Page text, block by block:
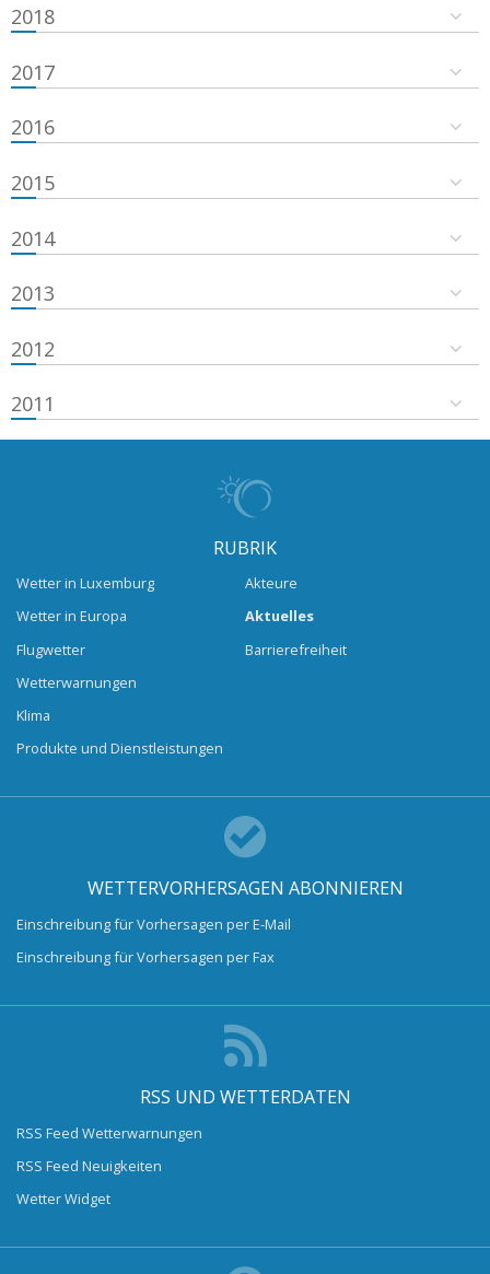
2018
2017
2016
2015
2014
2013
2012
2011
RUBRIK
Wetter in Luxemburg
Wetter in Europa
Flugwetter
Wetterwarnungen
Klima
Produkte und Dienstleistungen
Akteure
Aktuelles
Barrierefreiheit
WETTERVORHERSAGEN ABONNIEREN
Einschreibung für Vorhersagen per E-Mail
Einschreibung für Vorhersagen per Fax
RSS UND WETTERDATEN
RSS Feed Wetterwarnungen
RSS Feed Neuigkeiten
Wetter Widget